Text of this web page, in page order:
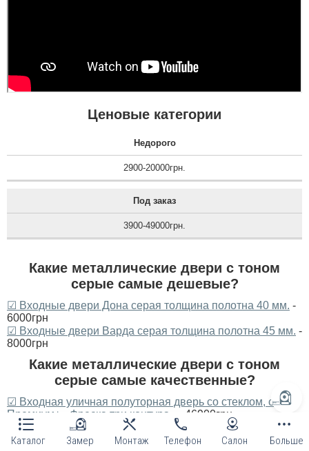
Каталог Замер Монтаж Телефон Салон Больше
Ценовые категории
Недорого
2900-20000грн.
Под заказ
3900-49000грн.
Какие металлические двери с тоном
серые самые дешевые?
☑ Входные двери Дона серая толщина полотна 40 мм. -
6000грн
☑ Входные двери Варда серая толщина полотна 45 мм. -
8000грн
Какие металлические двери с тоном
серые самые качественные?
☑ Входная уличная полуторная дверь со стеклом, серия
Премиум+ «Фреска три контура»
- 46900грн
☑ Входная уличная полуторная дверь Арка Фанера
Серая- 42500грн